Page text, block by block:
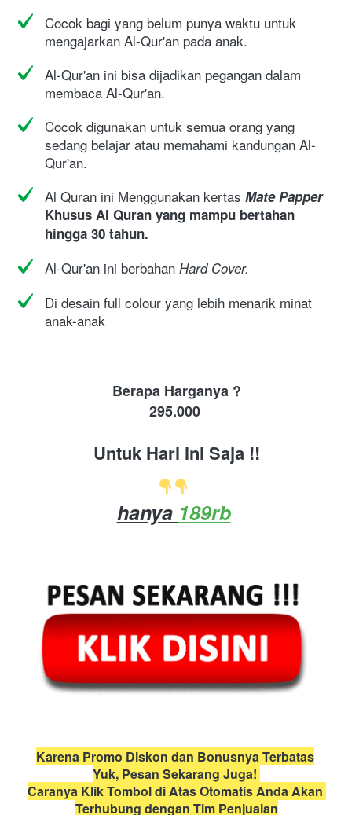
Cocok bagi yang belum punya waktu untuk
mengajarkan Al-Qur'an pada anak.
Al-Qur'an ini bisa dijadikan pegangan dalam
membaca Al-Qur'an.
Cocok digunakan untuk semua orang yang
sedang belajar atau memahami kandungan Al-
Qur'an.
Al Quran ini Menggunakan kertas Mate Papper
Khusus Al Quran yang mampu bertahan
hingga 30 tahun.
Al-Qur'an ini berbahan Hard Cover.
Di desain full colour yang lebih menarik minat
anak-anak
Berapa Harganya ?
295.000
Untuk Hari ini Saja !!
hanya 189rb
Karena Promo Diskon dan Bonusnya Terbatas
Yuk, Pesan Sekarang Juga!
Caranya Klik Tombol di Atas Otomatis Anda Akan
Terhubung dengan Tim Penjualan